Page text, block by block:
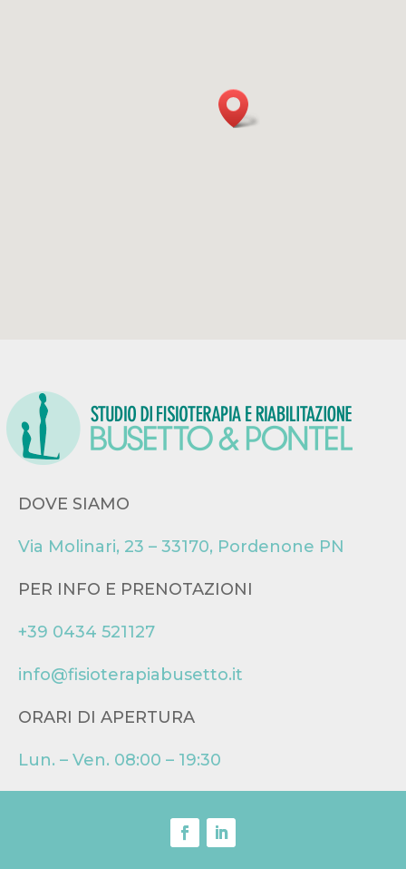
DOVE SIAMO
Via Molinari, 23 – 33170, Pordenone PN
PER INFO E PRENOTAZIONI
+39 0434 521127
info@fisioterapiabusetto.it
ORARI DI APERTURA
Lun. – Ven. 08:00 – 19:30